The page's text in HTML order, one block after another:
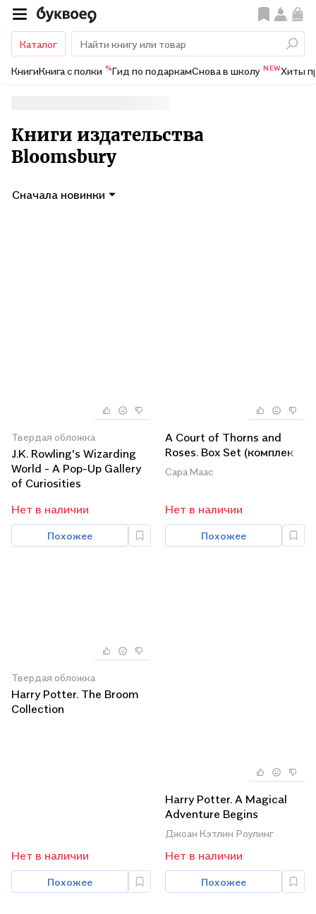
Каталог
КнигиКнига с полки %Гид по подаркамСнова в школу NEWХиты
Книги издательства
Bloomsbury
Сначала новинки
Твердая обложка
J.K. Rowling's Wizarding
World - A Pop-Up Gallery
of Curiosities
Нет в наличии
Похожее
A Court of Thorns and
Roses. Box Set (комплект
из 4 книг)
Сара Маас
Нет в наличии
Похожее
Твердая обложка
Harry Potter. The Broom
Collection
Нет в наличии
Похожее
Harry Potter. A Magical
Adventure Begins
(комплект из 3 книг)
Джоан Кэтлин Роулинг
Нет в наличии
Похожее